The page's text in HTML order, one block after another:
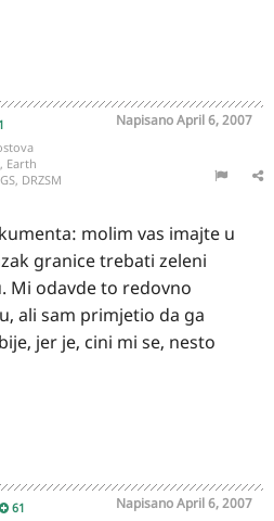
NapisanoApril 6, 2007
Earth
DRZSM
molim vas imajte u
granice trebati zeleni
Mi odavde to redovno
ali sam primjetio da ga
jer je, cini mi se, nesto
61 NapisanoApril 6, 2007